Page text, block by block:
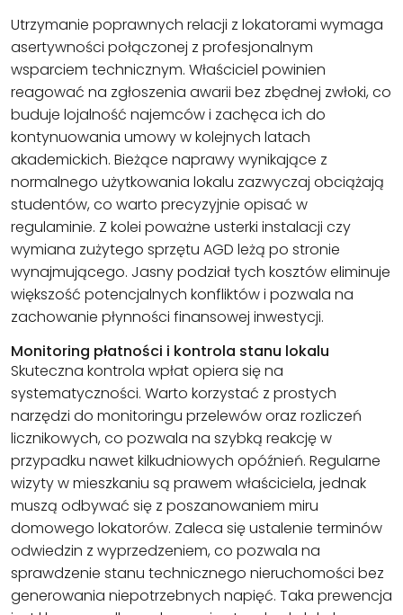
Utrzymanie poprawnych relacji z lokatorami wymaga
asertywności połączonej z profesjonalnym
wsparciem technicznym. Właściciel powinien
reagować na zgłoszenia awarii bez zbędnej zwłoki, co
buduje lojalność najemców i zachęca ich do
kontynuowania umowy w kolejnych latach
akademickich. Bieżące naprawy wynikające z
normalnego użytkowania lokalu zazwyczaj obciążają
studentów, co warto precyzyjnie opisać w
regulaminie. Z kolei poważne usterki instalacji czy
wymiana zużytego sprzętu AGD leżą po stronie
wynajmującego. Jasny podział tych kosztów eliminuje
większość potencjalnych konfliktów i pozwala na
zachowanie płynności finansowej inwestycji.
Monitoring płatności i kontrola stanu lokalu
Skuteczna kontrola wpłat opiera się na
systematyczności. Warto korzystać z prostych
narzędzi do monitoringu przelewów oraz rozliczeń
licznikowych, co pozwala na szybką reakcję w
przypadku nawet kilkudniowych opóźnień. Regularne
wizyty w mieszkaniu są prawem właściciela, jednak
muszą odbywać się z poszanowaniem miru
domowego lokatorów. Zaleca się ustalenie terminów
odwiedzin z wyprzedzeniem, co pozwala na
sprawdzenie stanu technicznego nieruchomości bez
generowania niepotrzebnych napięć. Taka prewencja